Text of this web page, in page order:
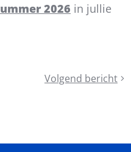
2026 in jullie
Volgend bericht
Terugblik